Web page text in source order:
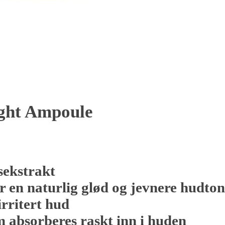
Ampoule
en naturlig glød og jevnere
hud
absorberes raskt inn i huden